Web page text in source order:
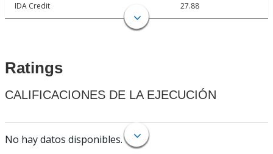
IDA Credit 27.88
Ratings
CALIFICACIONES DE LA EJECUCIÓN
No hay datos disponibles.